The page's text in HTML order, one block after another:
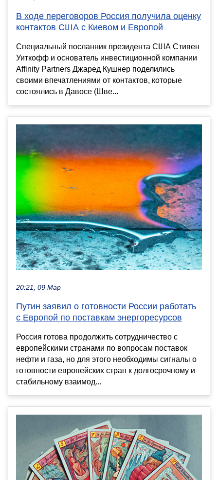
В ходе переговоров Россия получила оценку
контактов США с Киевом и Европой
Специальный посланник президента США Стивен
Уиткофф и основатель инвестиционной компании
Affinity Partners Джаред Кушнер поделились
своими впечатлениями от контактов, которые
состоялись в Давосе (Шве...
20:21, 09 Мар
Путин заявил о готовности России работать
с Европой по поставкам энергоресурсов
Россия готова продолжить сотрудничество с
европейскими странами по вопросам поставок
нефти и газа, но для этого необходимы сигналы о
готовности европейских стран к долгосрочному и
стабильному взаимод...